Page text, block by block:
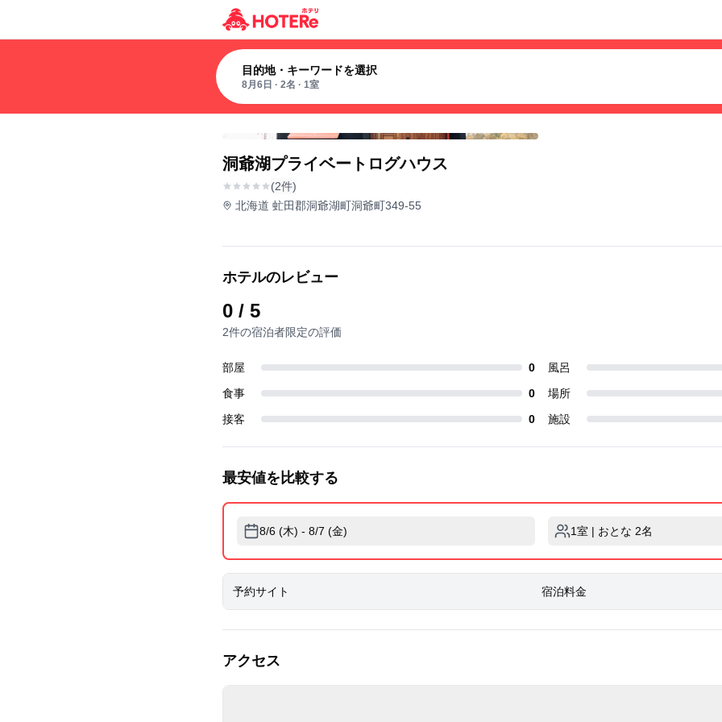
目的地・キーワードを選択
8月6日 · 2名 · 1室
洞爺湖プライベートログハウス
(2件)
北海道 虻田郡洞爺湖町洞爺町349-55
ホテルのレビュー
0 / 5
2件の宿泊者限定の評価
部屋 0 風呂
食事
0 場所
接客
0 施設
最安値を比較する
8/6 (木) - 8/7 (金) 1室 | おとな 2名
予約サイト 宿泊料金
アクセス